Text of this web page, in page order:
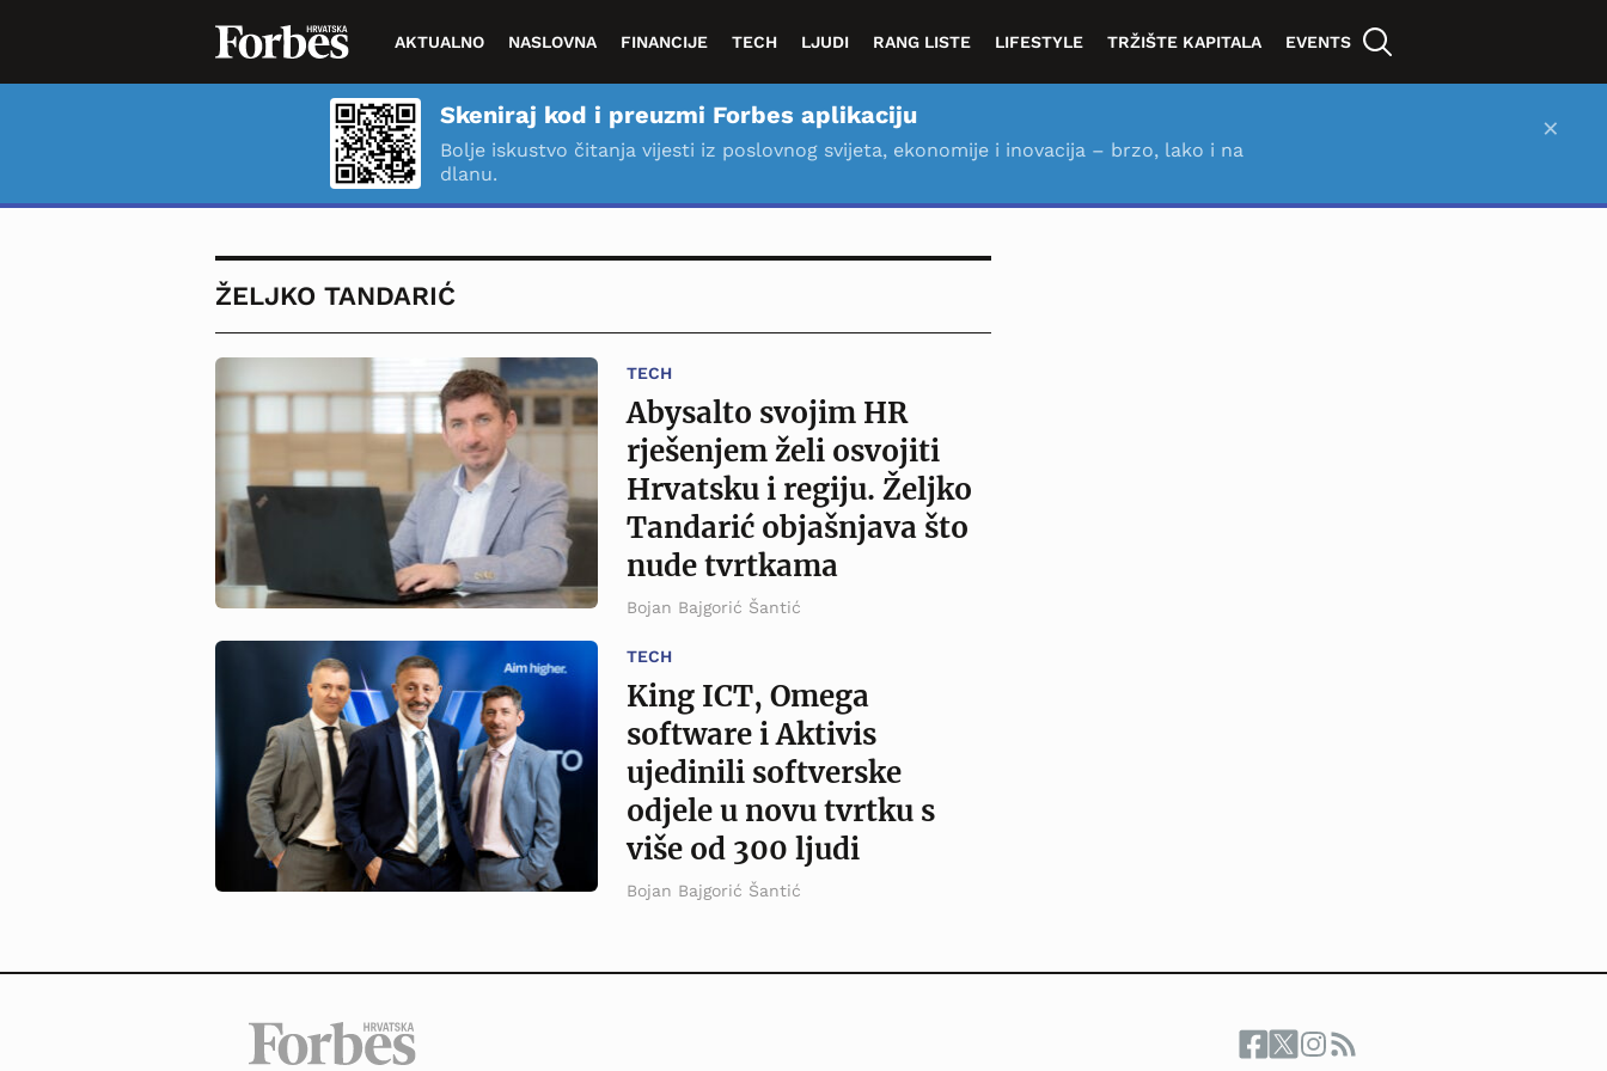
AKTUALNO NASLOVNA FINANCIJE TECH LJUDI RANG LISTE LIFESTYLE TRŽIŠTE KAPITALA EVENTS
Skeniraj kod i preuzmi Forbes aplikaciju
Bolje iskustvo čitanja vijesti iz poslovnog svijeta, ekonomije i inovacija – brzo, lako i na
dlanu.
×
ŽELJKO TANDARIĆ
TECH
Abysalto svojim HR
rješenjem želi osvojiti
Hrvatsku i regiju. Željko
Tandarić objašnjava što
nude tvrtkama
Bojan Bajgorić Šantić
TECH
King ICT, Omega
software i Aktivis
ujedinili softverske
odjele u novu tvrtku s
više od 300 ljudi
Bojan Bajgorić Šantić